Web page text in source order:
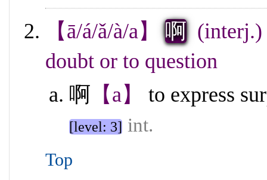
【ā/á/ǎ/à/a】 啊
(interj.)
doubt or to question
啊
【a】 to express
[level: 3] int.
Top